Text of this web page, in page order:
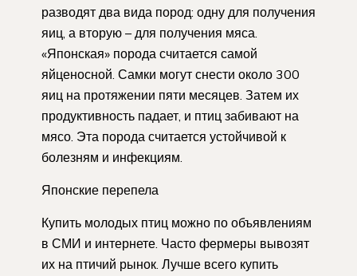
разводят два вида пород: одну для получения
яиц, а вторую – для получения мяса.
«Японская» порода считается самой
яйценосной. Самки могут снести около 300
яиц на протяжении пяти месяцев. Затем их
продуктивность падает, и птиц забивают на
мясо. Эта порода считается устойчивой к
болезням и инфекциям.
Японские перепела
Купить молодых птиц можно по объявлениям
в СМИ и интернете. Часто фермеры вывозят
их на птичий рынок. Лучше всего купить